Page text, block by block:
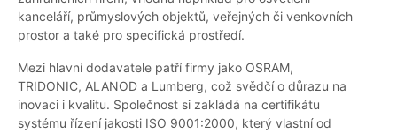
kanceláří, průmyslových objektů, veřejných či venkovních
prostor a také pro specifická prostředí.
Mezi hlavní dodavatele patří firmy jako OSRAM,
TRIDONIC, ALANOD a Lumberg, což svědčí o důrazu na
inovaci i kvalitu. Společnost si zakládá na certifikátu
systému řízení jakosti ISO 9001:2000, který vlastní od